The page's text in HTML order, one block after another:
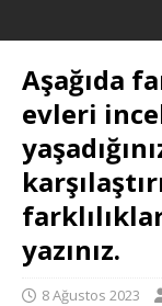
Aşağıda
evleri
yazınız.
8 Ağustos 2023